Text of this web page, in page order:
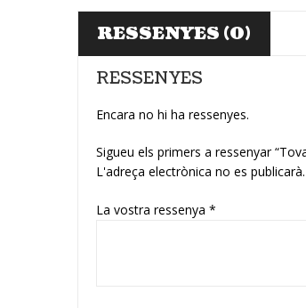
RESSENYES (0)
RESSENYES
Encara no hi ha ressenyes.
Sigueu els primers a ressenyar
L'adreça electrònica no es publicarà.
La vostra ressenya *